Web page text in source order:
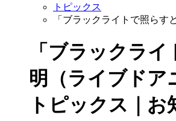
トピックス
「ブラックライトで照ら
「ブラックラ
明（ライブドア
トピックス｜お